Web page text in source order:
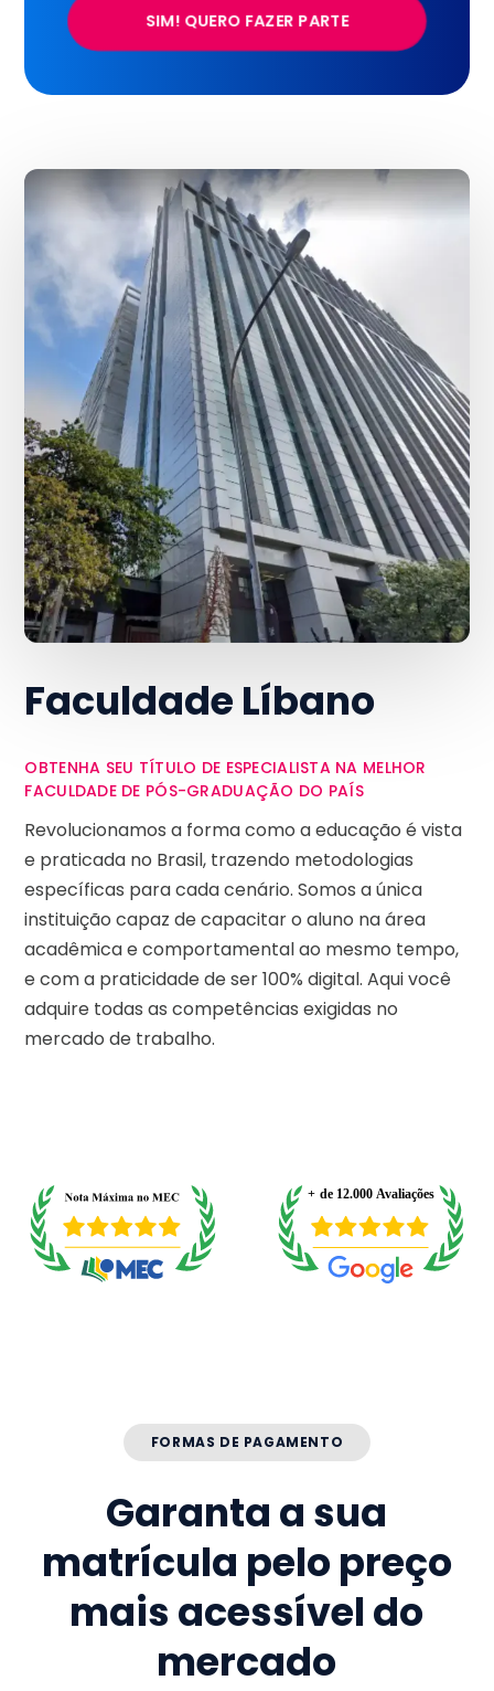
SIM! QUERO FAZER PARTE
Faculdade Líbano
OBTENHA SEU TÍTULO DE ESPECIALISTA NA MELHOR
FACULDADE DE PÓS-GRADUAÇÃO DO PAÍS
Revolucionamos a forma como a educação é vista
e praticada no Brasil, trazendo metodologias
específicas para cada cenário. Somos a única
instituição capaz de capacitar o aluno na área
acadêmica e comportamental ao mesmo tempo,
e com a praticidade de ser 100% digital. Aqui você
adquire todas as competências exigidas no
mercado de trabalho.
FORMAS DE PAGAMENTO
Garanta a sua
matrícula pelo preço
mais acessível do
mercado